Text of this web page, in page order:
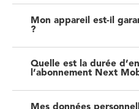
Mon appareil est-il
?
Quelle est la durée
l’abonnement Next